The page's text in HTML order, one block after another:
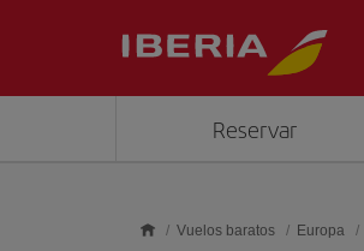
Reservar
Vuelos baratos Europa